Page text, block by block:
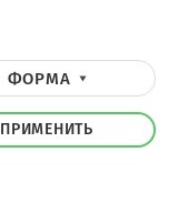
ФОРМА
ПРИМЕНИТЬ